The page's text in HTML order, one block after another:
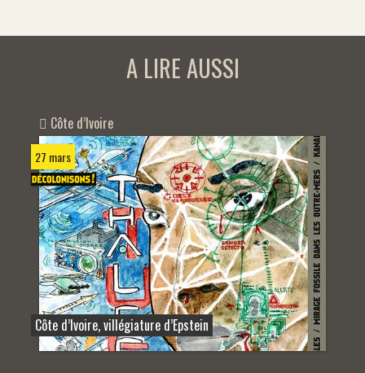
A LIRE AUSSI
Côte d’Ivoire
27 mars
Côte d’Ivoire, villégiature d’Epstein